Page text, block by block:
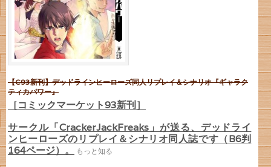
【C93新刊】デッドラインヒーローズ同人リプレイ＆シナリオ『ギャラク
ティカパワー』
［コミックマーケット93新刊］
サークル「CrackerJackFreaks」が送る、デッドライ
ンヒーローズのリプレイ＆シナリオ同人誌です（B6判
164ページ）。
もっと知る